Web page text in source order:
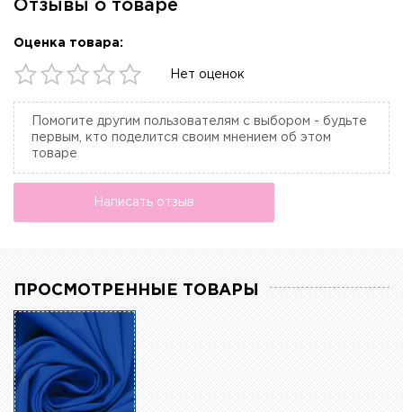
Отзывы о товаре
Оценка товара:
Нет оценок
Помогите другим пользователям с выбором - будьте
первым, кто поделится своим мнением об этом
товаре
Написать отзыв
ПРОСМОТРЕННЫЕ ТОВАРЫ